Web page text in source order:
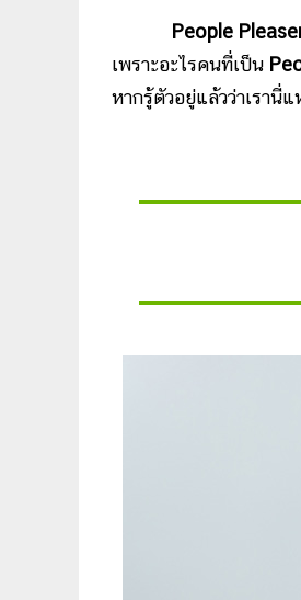
People
เพราะอะไรคนที่เป็น
หากรู้ตัวอยู่แล้วว่าเรานี่